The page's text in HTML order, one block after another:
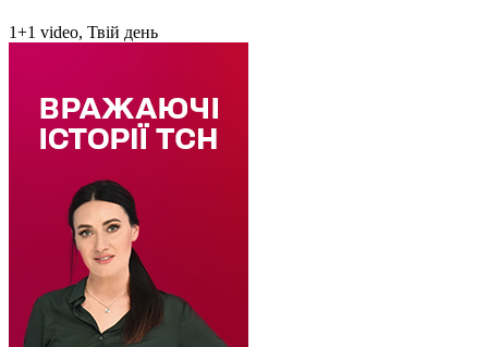
1+1 video, Твій день